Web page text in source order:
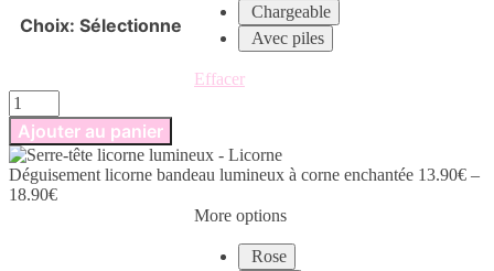
Choix: Sélectionne
Chargeable
Avec piles
Effacer
quantité
de
Déguisement
licorne
bandeau
lumineux
Ajouter au panier
Déguisement licorne bandeau lumineux à corne enchantée 13.90€ –
18.90€
More options
Rose